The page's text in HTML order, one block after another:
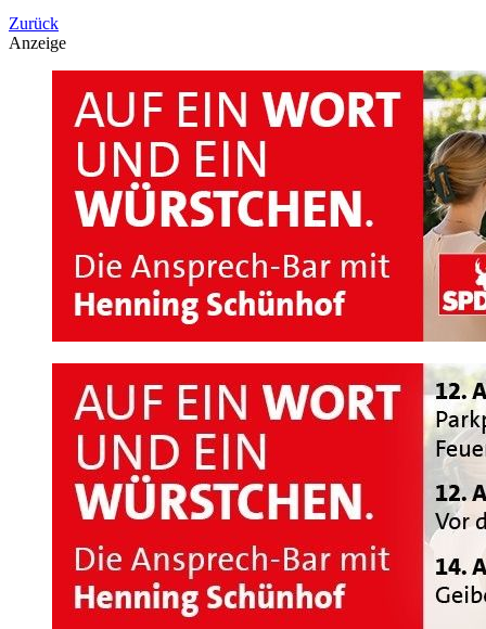
Zurück
Anzeige